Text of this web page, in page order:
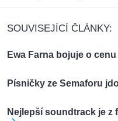
SOUVISEJÍCÍ ČLÁNKY:
Ewa Farna bojuje o
Písničky ze Semaforu
Nejlepší soundtrack je